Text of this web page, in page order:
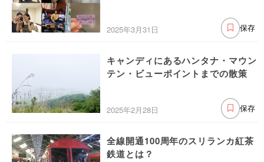
2025年3月31日 保存
キャンディにあるハンタナ・マウン
テン・ビューポイントまでの散策
2025年2月28日 保存
全線開通100周年のスリランカ紅茶
鉄道とは？